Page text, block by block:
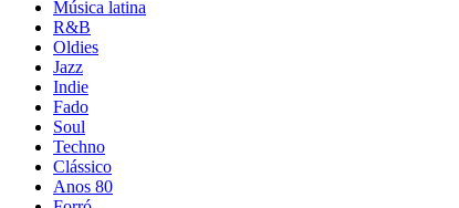
Música latina
R&B
Oldies
Jazz
Indie
Fado
Soul
Techno
Clássico
Anos 80